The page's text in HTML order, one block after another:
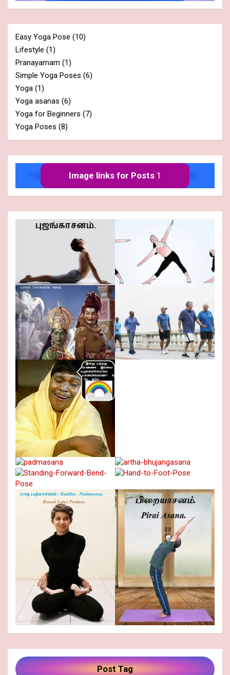
Easy Yoga Pose (10)
Lifestyle (1)
Pranayamam (1)
Simple Yoga Poses (6)
Yoga (1)
Yoga asanas (6)
Yoga for Beginners (7)
Yoga Poses (8)
Image links for Posts 1
Post Tag